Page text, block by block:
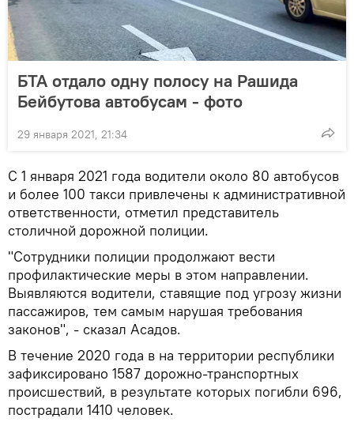
БТА отдало одну полосу на Рашида
Бейбутова автобусам - фото
29 января 2021, 21:34
С 1 января 2021 года водители около 80 автобусов
и более 100 такси привлечены к административной
ответственности, отметил представитель
столичной дорожной полиции.
"Сотрудники полиции продолжают вести
профилактические меры в этом направлении.
Выявляются водители, ставящие под угрозу жизни
пассажиров, тем самым нарушая требования
законов", - сказал Асадов.
В течение 2020 года в на территории республики
зафиксировано 1587 дорожно-транспортных
происшествий, в результате которых погибли 696,
пострадали 1410 человек.